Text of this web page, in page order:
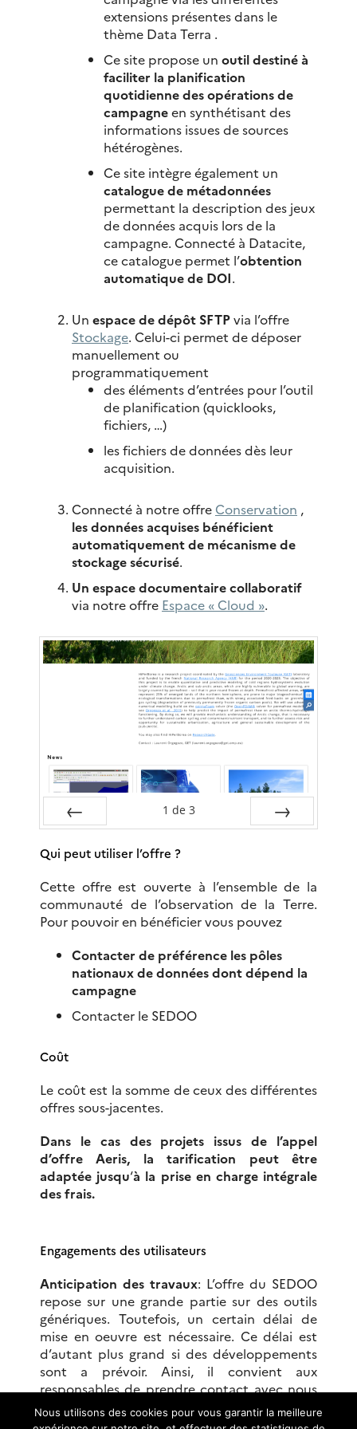
extensions présentes dans le
thème Data Terra .
Ce site propose un outil destiné à
faciliter la planification
quotidienne des opérations de
campagneen synthétisant des
informations issues de sources
hétérogènes.
Ce site intègre également un
catalogue de métadonnées
permettant la description des jeux
de données acquis lors de la
campagne. Connecté à Datacite,
ce catalogue permet l’obtention
automatique de DOI.
Un espace de dépôt SFTPvia l’offre
Stockage. Celui-ci permet de déposer
manuellement ou
programmatiquement
des éléments d’entrées pour l’outil
de planification (quicklooks,
fichiers, …)
les fichiers de données dès leur
acquisition.
Connecté à notre offre Conservation ,
les données acquises bénéficient
automatiquement de mécanisme de
stockage sécurisé.
Un espace documentaire collaboratif
via notre offre Espace « Cloud ».
1 de 3
Qui peut utiliser l’offre ?
Cette offre est ouverte à l’ensemble de la
communauté de l’observation de la Terre.
Pour pouvoir en bénéficier vous pouvez
Contacter de préférence les pôles
nationaux de données dont dépend la
campagne
Contacter le SEDOO
Coût
Le coût est la somme de ceux des différentes
offres sous-jacentes.
Dans le cas des projets issus de l’appel
d’offre Aeris, la tarification peut être
adaptée jusqu‘à la prise en charge intégrale
des frais.
Engagements des utilisateurs
Anticipation des travaux: L’offre du SEDOO
repose sur une grande partie sur des outils
génériques. Toutefois, un certain délai de
mise en oeuvre est nécessaire. Ce délai est
d’autant plus grand si des développements
sont a prévoir. Ainsi, il convient aux
responsables de prendre contact avec nous
au plus tôt afin de planifier correctement les
travaux.
Nous utilisons des cookies pour vous garantir la meilleure